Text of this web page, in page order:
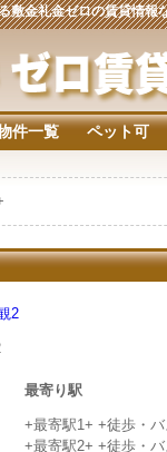
敷金礼金ゼロの賃貸情報
件一覧 ペット可
最寄り駅
+最寄駅1+ +徒歩・バ
+最寄駅2+ +徒歩・バ